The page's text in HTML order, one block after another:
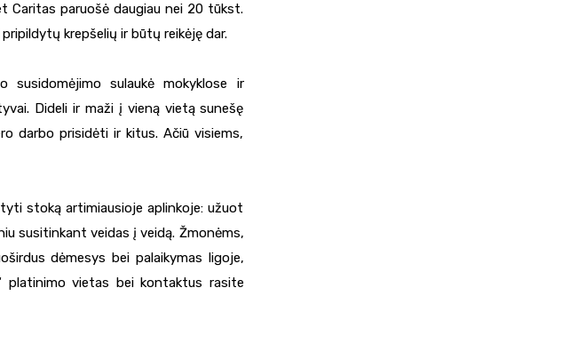
Caritas paruošė daugiau nei 20 tūkst.
krepšelių ir būtų reikėję dar.
susidomėjimo sulaukė mokyklose ir
Dideli ir maži į vieną vietą sunešę
darbo prisidėti ir kitus. Ačiū visiems,
stoką artimiausioje aplinkoje: užuot
susitinkant veidas į veidą. Žmonėms,
dėmesys bei palaikymas ligoje,
platinimo vietas bei kontaktus rasite